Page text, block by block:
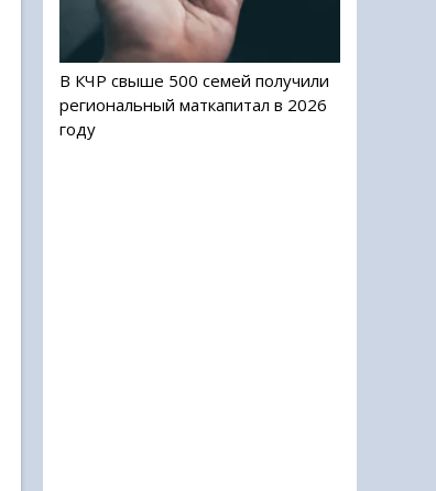
В КЧР свыше 500 семей получили
региональный маткапитал в 2026
году